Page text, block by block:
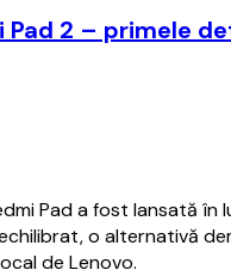
Pad 2 – primele
Pad a fost lansată
o alternativă
de Lenovo.